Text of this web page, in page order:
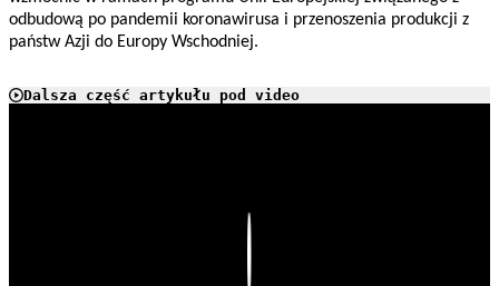
odbudową po pandemii koronawirusa i przenoszenia produkcji z
państw Azji do Europy Wschodniej.
Dalsza część artykułu pod video